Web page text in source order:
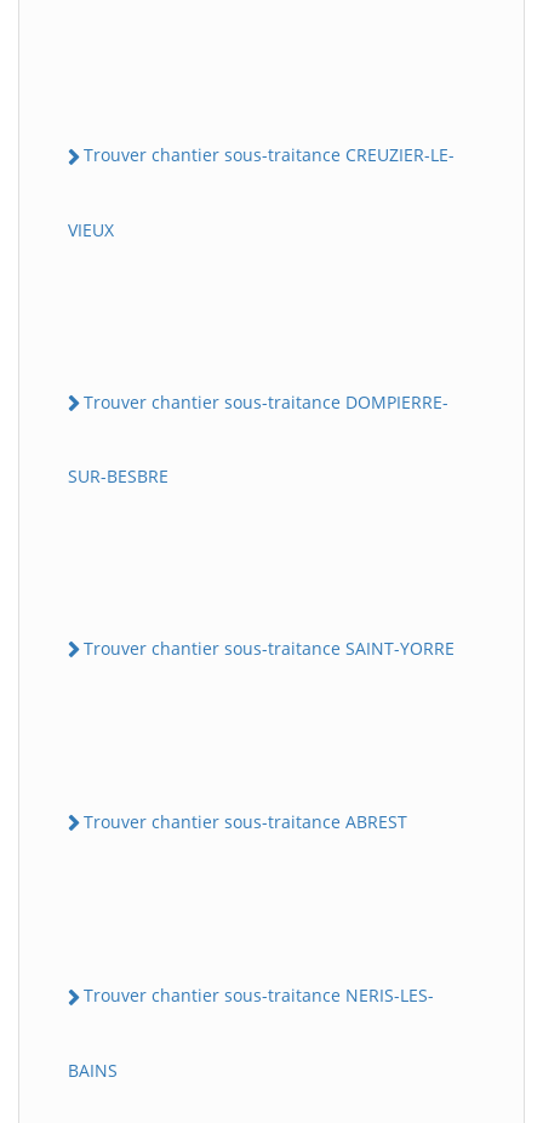
Trouver chantier sous-traitance CREUZIER-LE-
VIEUX
Trouver chantier sous-traitance DOMPIERRE-
SUR-BESBRE
Trouver chantier sous-traitance SAINT-YORRE
Trouver chantier sous-traitance ABREST
Trouver chantier sous-traitance NERIS-LES-
BAINS